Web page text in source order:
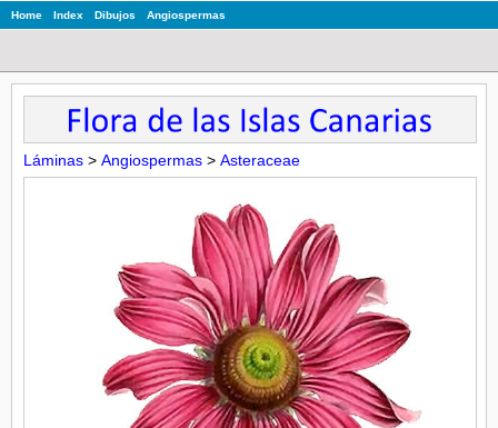
Home Index Dibujos Angiospermas
Láminas > Angiospermas > Asteraceae